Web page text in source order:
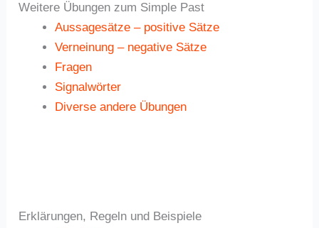
Weitere Übungen zum Simple Past
Aussagesätze – positive Sätze
Verneinung – negative Sätze
Fragen
Signalwörter
Diverse andere Übungen
Erklärungen, Regeln und Beispiele